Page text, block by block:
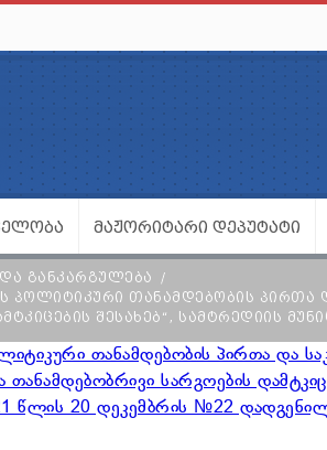
ᲛᲐᲟᲝᲠᲘᲢᲐᲠᲘ ᲓᲔᲞᲣᲢᲐᲢᲘ
ᲒᲐᲜᲙᲐᲠᲒᲣᲚᲔᲑᲐ
ᲞᲝᲚᲘᲢᲘᲙᲣᲠᲘ ᲗᲐᲜᲐᲛᲓᲔᲑᲝᲑᲘᲡ ᲞᲘᲠᲗᲐ
ᲨᲔᲡᲐᲮᲔᲑ“, ᲡᲐᲛᲢᲠᲔᲓᲘᲘᲡ
თანამდებობის პირთა და
სარგოების
წლის 20 დეკემბრის №22